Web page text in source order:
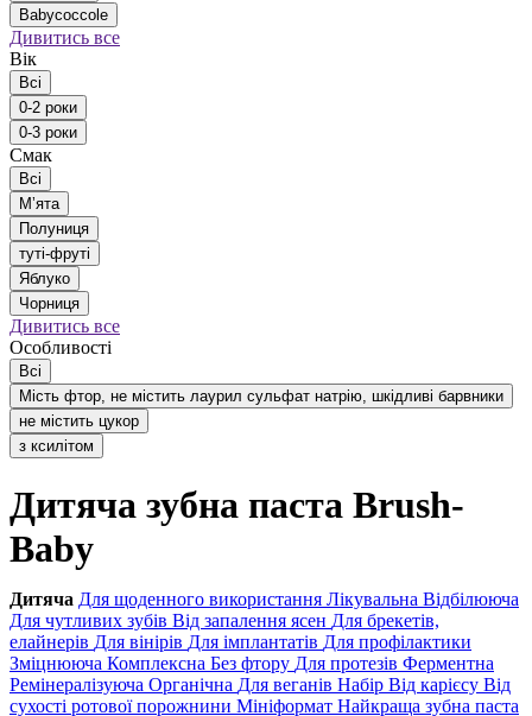
Babycoccole
Дивитись все
Вік
Всі
0-2 роки
0-3 роки
Смак
Всі
Мʼята
Полуниця
туті-фруті
Яблуко
Чорниця
Дивитись все
Особливості
Всі
Мість фтор, не містить лаурил сульфат натрію, шкідливі барвники
не містить цукор
з ксилітом
Дитяча зубна паста Brush-
Baby
Дитяча Для щоденного використання Лікувальна Відбілююча
Для чутливих зубів Від запалення ясен Для брекетів,
елайнерів Для вінірів Для імплантатів Для профілактики
Зміцнююча Комплексна Без фтору Для протезів Ферментна
Ремінералізуюча Органічна Для веганів Набір Від карієсу Від
сухості ротової порожнини Мініформат Найкраща зубна паста